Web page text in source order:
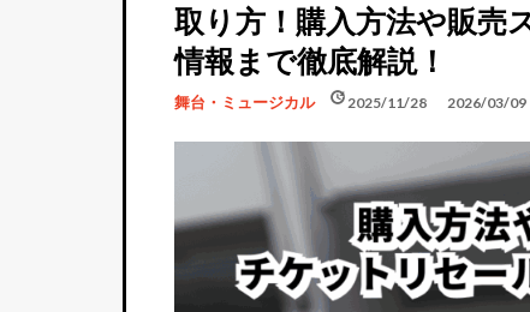
取り方！購入方法や販売
情報まで徹底解説！
舞台・ミュージカル schedule2025/11/28
update 2026/03/09